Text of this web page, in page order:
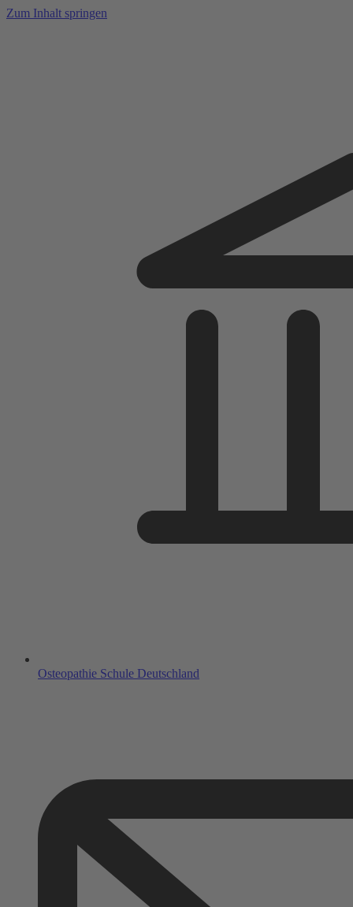
Zum Inhalt springen
Osteopathie Schule Deutschland